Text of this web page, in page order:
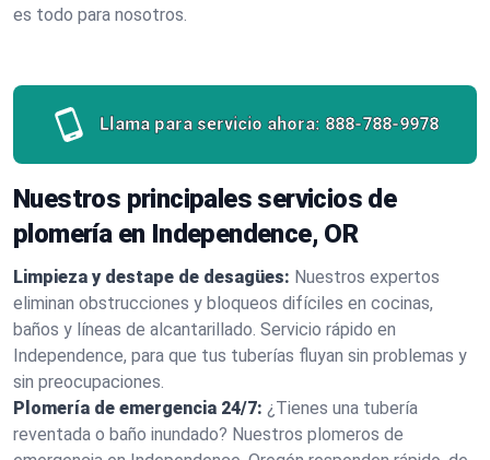
es todo para nosotros.
Llama para servicio ahora: 888-788-9978
Nuestros principales servicios de
plomería en Independence, OR
Limpieza y destape de desagües: Nuestros expertos
eliminan obstrucciones y bloqueos difíciles en cocinas,
baños y líneas de alcantarillado. Servicio rápido en
Independence, para que tus tuberías fluyan sin problemas y
sin preocupaciones.
Plomería de emergencia 24/7: ¿Tienes una tubería
reventada o baño inundado? Nuestros plomeros de